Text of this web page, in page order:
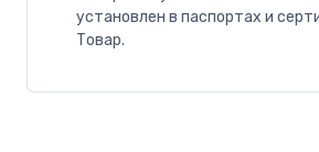
установлен в паспортах и
Товар.